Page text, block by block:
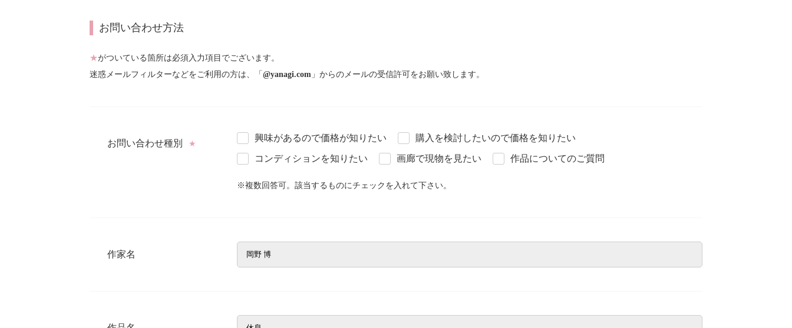
お問い合わせ方法
★がついている箇所は必須入力項目でございます。
迷惑メールフィルターなどをご利用の方は、「 @yanagi.com 」からのメールの受信許可をお願い致します。
お問い合わせ種別 ★
興味があるので価格が知りたい 購入を検討したいので価格を知りたい
コンディションを知りたい 画廊で現物を見たい 作品についてのご質問
※複数回答可。該当するものにチェックを入れて下さい。
作家名